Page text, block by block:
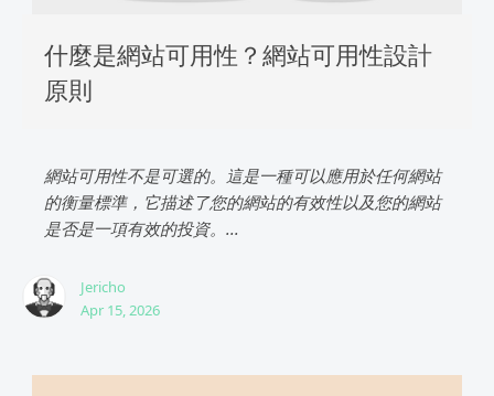
什麼是網站可用性？網站可用性設計
原則
網站可用性不是可選的。這是一種可以應用於任何網站
的衡量標準，它描述了您的網站的有效性以及您的網站
是否是一項有效的投資。...
Jericho
Apr 15, 2026